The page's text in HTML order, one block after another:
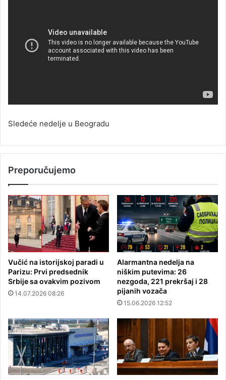
Sledeće nedelje u Beogradu
Preporučujemo
Vučić na istorijskoj paradi u
Parizu: Prvi predsednik
Srbije sa ovakvim pozivom
14.07.2026 08:26
Alarmantna nedelja na
niškim putevima: 26
nezgoda, 221 prekršaj i 28
pijanih vozača
15.06.2026 12:52